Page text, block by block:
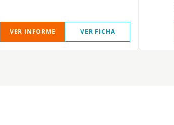
VER INFORME VER FICHA